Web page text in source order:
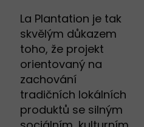
La Plantation je tak
skvělým důkazem
toho, že projekt
orientovaný na
zachování
tradičních lokálních
produktů se silným